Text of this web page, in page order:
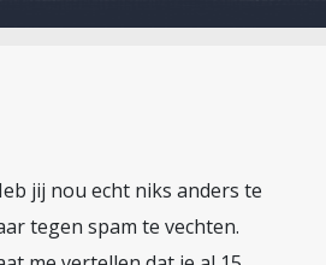
jij nou echt niks anders te
tegen spam te vechten.